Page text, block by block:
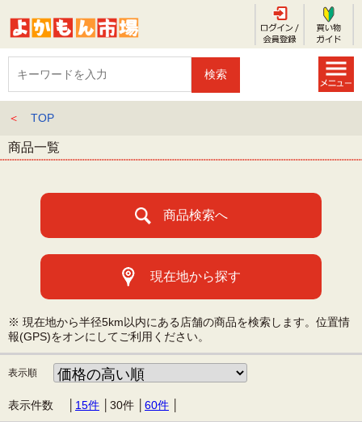
＜ TOP
商品一覧
商品検索へ
現在地から探す
※ 現在地から半径5km以内にある店舗の商品を検索します。位置情
報(GPS)をオンにしてご利用ください。
表示順
表示件数 │ 15件 30件 60件